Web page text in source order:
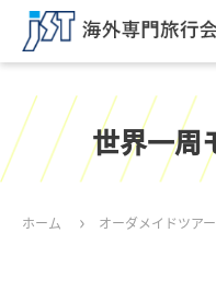
世界一周
ホーム オーダメイドツアー